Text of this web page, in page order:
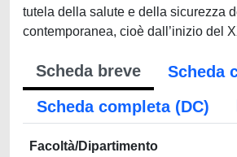
tutela della salute e della sicurezza
contemporanea, cioè dall’inizio del
Scheda breve
Scheda
Scheda completa (DC)
Facoltà/Dipartimento